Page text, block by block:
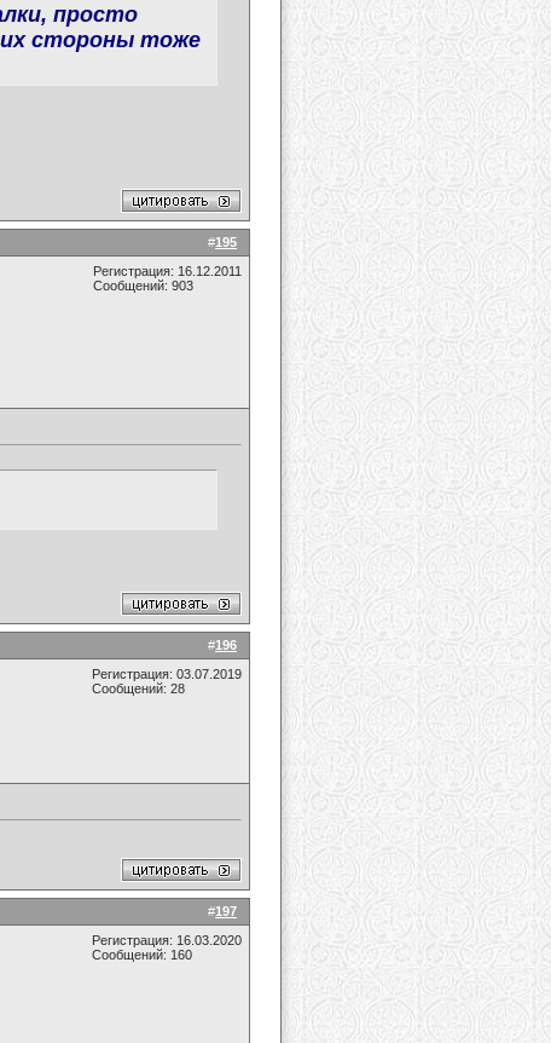
просто
стороны тоже
#195
Регистрация: 16.12.2011
Сообщений: 903
#196
Регистрация: 03.07.2019
Сообщений: 28
#197
Регистрация: 16.03.2020
Сообщений: 160